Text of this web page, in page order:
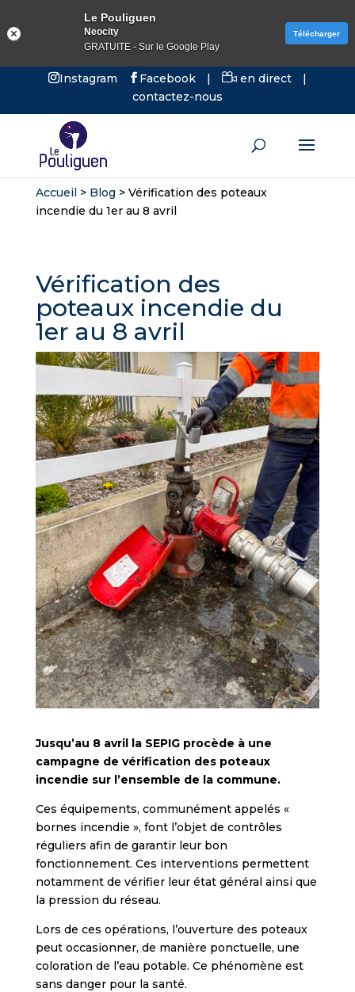
Instagram Facebook | en direct
|
contactez-nous
Accueil> Blog > Vérification des poteaux
incendie du 1er au 8 avril
Vérification des
poteaux incendie du
1er au 8 avril
Jusqu’au 8 avril la SEPIG procède à une
campagne de vérification des poteaux
incendie sur l’ensemble de la commune.
Ces équipements, communément appelés «
bornes incendie », font l’objet de contrôles
réguliers afin de garantir leur bon
fonctionnement. Ces interventions permettent
notamment de vérifier leur état général ainsi que
la pression du réseau.
Lors de ces opérations, l’ouverture des poteaux
peut occasionner, de manière ponctuelle, une
coloration de l’eau potable. Ce phénomène est
sans danger pour la santé.
Le Pouliguen
Neocity
GRATUITE - Sur le Google Play
Télécharger